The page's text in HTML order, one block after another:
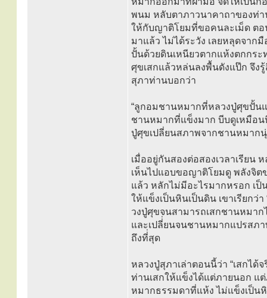
พนม หลับตาภาวนาคาถาของท่า
ให้กับญาติโยมที่ขอคนละเม็ด ต
มาแล้ว ไม่ได้ระวัง เลยหลุดจาก
ปั้นด้วยดินเหนียวตากแห้งตกกร
ศุขเสกแล้วหล่นลงพื้นดังแป๊ก จึง
สุภาท่านบอกว่า
“ลูกอมชานหมากที่หลวงปู่ศุขปั้น
ชานหมากที่แข็งมาก บีบดูเหมือน
ปู่ศุขเปลี่ยนสภาพจากชานหมากนุ่
เมื่ออยู่กันสองต่อสองเวลาเรีย
เห็นไปแอบขอญาติโยมดู พลังจิต
แล้ว หลักไม่มีอะไรมากหรอก เ
ให้แข็งเป็นหินเป็นดิน เขาเรียกว่
วงปู่ศุขจนสามารถเสกชานหมา
และเปลี่่ยนจนชานหมากแปรสภ
ถึงที่่สุด
หลวงปู่สุภาเล่าตอนนี้ว่า “เสกได้
ท่านเสกให้แข็งได้แต่ภายนอก แ
หมากธรรมดาที่แห้ง ไม่แข็งเป็น